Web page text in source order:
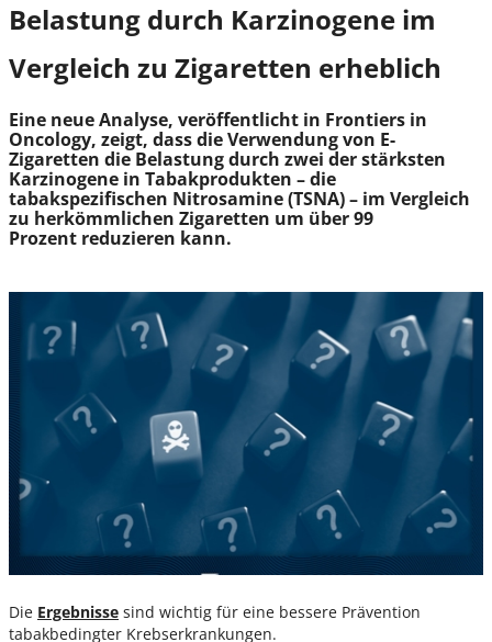
Belastung durch Karzinogene im
Vergleich zu Zigaretten erheblich
Eine neue Analyse, veröffentlicht in Frontiers in
Oncology, zeigt, dass die Verwendung von E-
Zigaretten die Belastung durch zwei der stärksten
Karzinogene in Tabakprodukten – die
tabakspezifischen Nitrosamine (TSNA) – im Vergleich
zu herkömmlichen Zigaretten um über 99
Prozent reduzieren kann.
Die Ergebnisse sind wichtig für eine bessere Prävention
tabakbedingter Krebserkrankungen.